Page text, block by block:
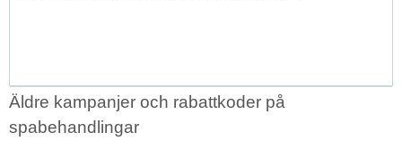
Äldre kampanjer och rabattkoder på
spabehandlingar